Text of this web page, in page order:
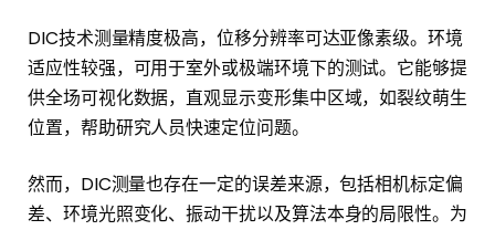
DIC技术测量精度极高，位移分辨率可达亚像素级。环境
适应性较强，可用于室外或极端环境下的测试。它能够提
供全场可视化数据，直观显示变形集中区域，如裂纹萌生
位置，帮助研究人员快速定位问题。
然而，DIC测量也存在一定的误差来源，包括相机标定偏
差、环境光照变化、振动干扰以及算法本身的局限性。为